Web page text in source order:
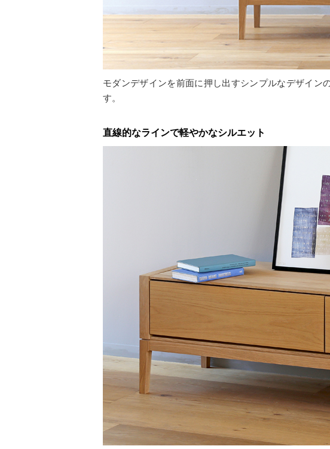
モダンデザインを前面に押し出すシンプルなデザイン
す。
直線的なラインで軽やかなシルエット